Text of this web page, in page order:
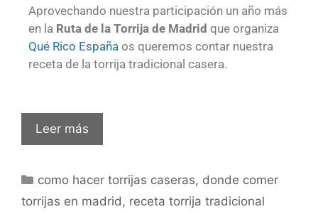
Aprovechando nuestra participación un año más
en la Ruta de la Torrija de Madrid que organiza
Qué Rico España os queremos contar nuestra
receta de la torrija tradicional casera.
Leer más
como hacer torrijas caseras, donde comer
torrijas en madrid , receta torrija tradicional